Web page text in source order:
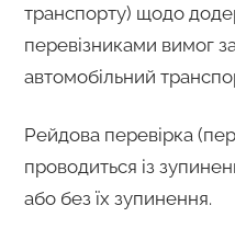
транспорту) щодо
перевізниками вимог
автомобільний
Рейдова перевірка
проводиться із
або без їх зупинення.